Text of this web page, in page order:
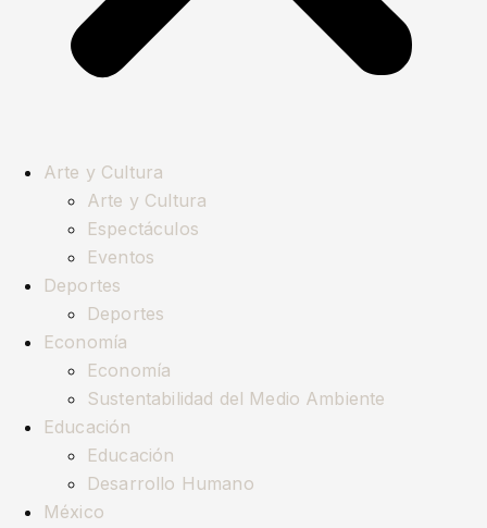
Arte y Cultura
Arte y Cultura
Espectáculos
Eventos
Deportes
Deportes
Economía
Economía
Sustentabilidad del Medio Ambiente
Educación
Educación
Desarrollo Humano
México